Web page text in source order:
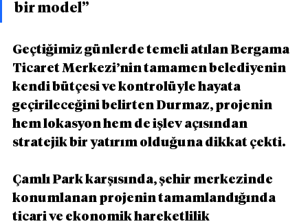
bir model”
Geçtiğimiz günlerde temeli atılan Bergama
Ticaret Merkezi’nin tamamen belediyenin
kendi bütçesi ve kontrolüyle hayata
geçirileceğini belirten Durmaz, projenin
hem lokasyon hem de işlev açısından
stratejik bir yatırım olduğuna dikkat çekti.
Çamlı Park karşısında, şehir merkezinde
konumlanan projenin tamamlandığında
ticari ve ekonomik hareketlilik